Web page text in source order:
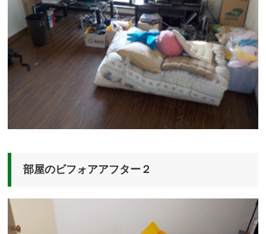
部屋のビフォアアフター２